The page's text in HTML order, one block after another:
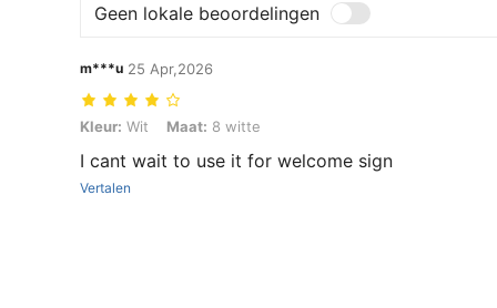
Geen lokale beoordelingen
m***u 25 Apr,2026
Kleur: Wit, Maat: 8 witte
Kleur: Wit Maat: 8 witte
I cant wait to use it for welcome sign
Vertalen